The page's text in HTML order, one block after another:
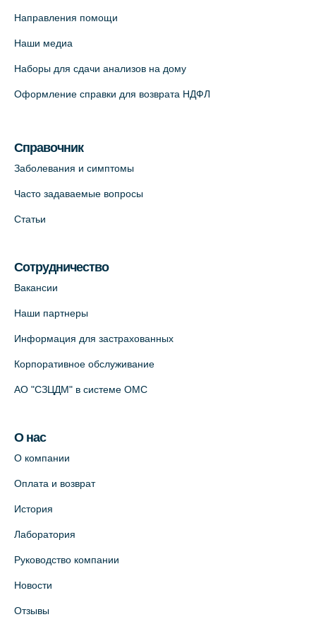
Направления помощи
Наши медиа
Наборы для сдачи анализов на дому
Оформление справки для возврата НДФЛ
Справочник
Заболевания и симптомы
Часто задаваемые вопросы
Статьи
Сотрудничество
Вакансии
Наши партнеры
Информация для застрахованных
Корпоративное обслуживание
АО "СЗЦДМ" в системе ОМС
О нас
О компании
Оплата и возврат
История
Лаборатория
Руководство компании
Новости
Отзывы